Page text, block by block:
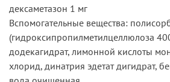
дексаметазон 1 мг
Вспомогательные вещества:
(гидроксипропилметилцеллюлоза
додекагидрат, лимонной кислоты
хлорид, динатрия эдетат дигидрат,